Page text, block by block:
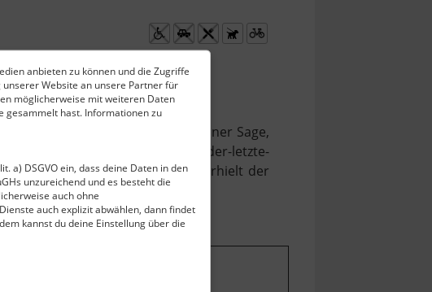
anbieten zu können und die Zugriffe
Website an unsere Partner für
möglicherweise mit weiteren Daten
gesammelt hast. Informationen zu
a) DSGVO ein, dass deine Daten in den
unzureichend und es besteht die
auch ohne
auch explizit abwählen, dann findet
kannst du deine Einstellung über die
wie eine Kanzel und einer Sage,
des-erzgebirges/598-der-letzte-
des Erzgebirgsmuseums</a> erhielt der